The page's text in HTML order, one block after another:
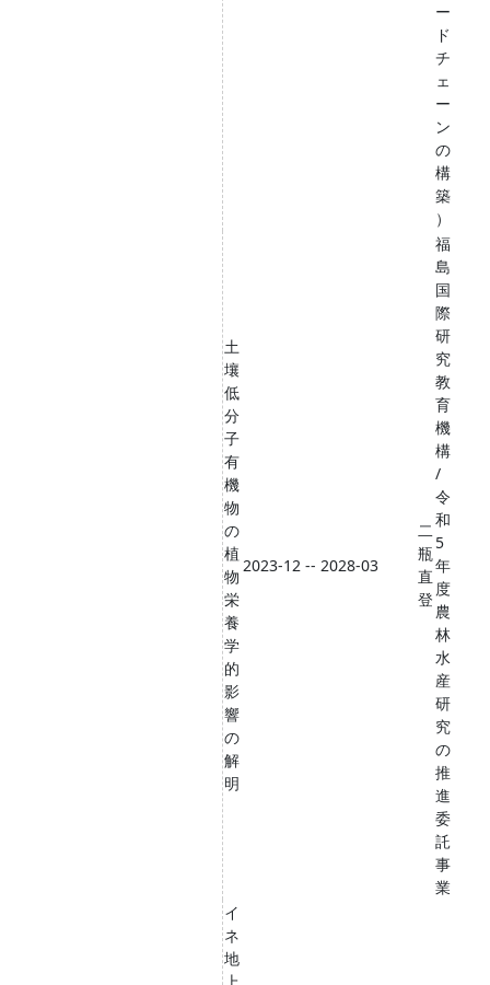
ー
ド
チ
ェ
ー
ン
の
構
築
）
土
壤
低
分
子
有
機
物
の
植
物
栄
養
学
的
影
響
の
解
明
2023-12 -- 2028-03
二
瓶
直
登
福
島
国
際
研
究
教
育
機
構
/
令
和
5
年
度
農
林
水
産
研
究
の
推
進
委
託
事
業
イ
ネ
地